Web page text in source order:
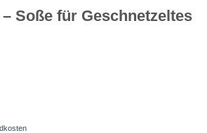
Soße für Geschnetzeltes